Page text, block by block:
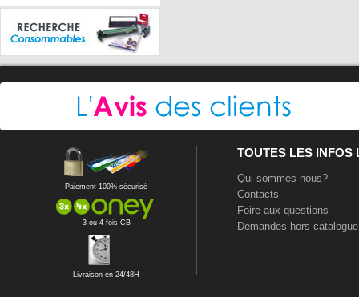
Paiement 100% sécurisé
3 ou 4 fois CB
Livraison en 24/48H
TOUTES LES INFOS
Qui sommes nous?
Contacts
Foire aux questions
Demandes hors catalogue